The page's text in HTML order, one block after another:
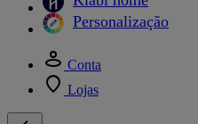
Personalização
Conta
Lojas